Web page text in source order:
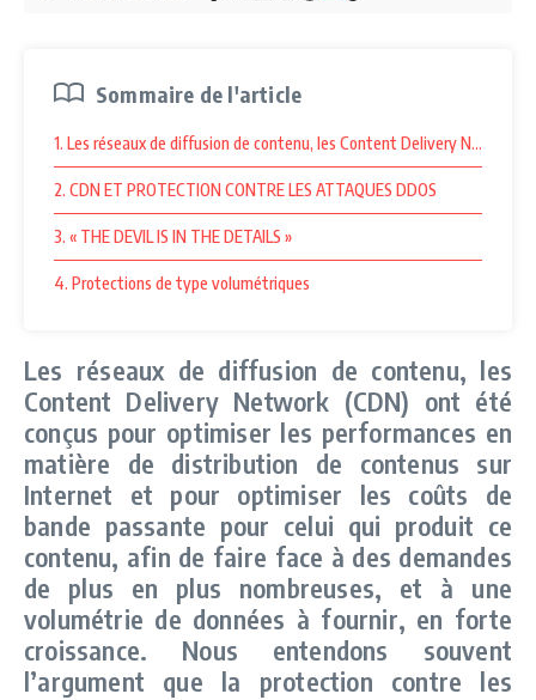
Sommaire de l'article
1. Les réseaux de diffusion de contenu, les Content Delivery Network
2. CDN ET PROTECTION CONTRE LES ATTAQUES DDOS
3. « THE DEVIL IS IN THE DETAILS »
4. Protections de type volumétriques
Les réseaux de diffusion de contenu, les
Content Delivery Network (CDN) ont été
conçus pour optimiser les performances en
matière de distribution de contenus sur
Internet et pour optimiser les coûts de
bande passante pour celui qui produit ce
contenu, afin de faire face à des demandes
de plus en plus nombreuses, et à une
volumétrie de données à fournir, en forte
croissance. Nous entendons souvent
l’argument que la protection contre les